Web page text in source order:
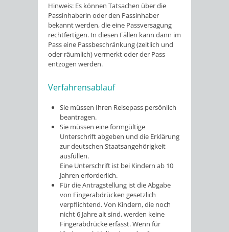
Hinweis: Es können Tatsachen über die
Passinhaberin oder den Passinhaber
bekannt werden, die eine Passversagung
rechtfertigen. In diesen Fällen kann dann im
Pass eine Passbeschränkung (zeitlich und
oder räumlich) vermerkt oder der Pass
entzogen werden.
Verfahrensablauf
Sie müssen Ihren Reisepass persönlich
beantragen.
Sie müssen eine formgültige
Unterschrift abgeben und die Erklärung
zur deutschen Staatsangehörigkeit
ausfüllen.
Eine Unterschrift ist bei Kindern ab 10
Jahren erforderlich.
Für die Antragstellung ist die Abgabe
von Fingerabdrücken gesetzlich
verpflichtend. Von Kindern, die noch
nicht 6 Jahre alt sind, werden keine
Fingerabdrücke erfasst. Wenn für